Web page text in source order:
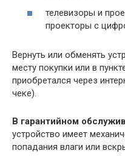
телевизоры и
проекторы с
Вернуть или обменять
месту покупки или в
приобретался через
чеке).
В гарантийном
устройство имеет
попадания влаги или